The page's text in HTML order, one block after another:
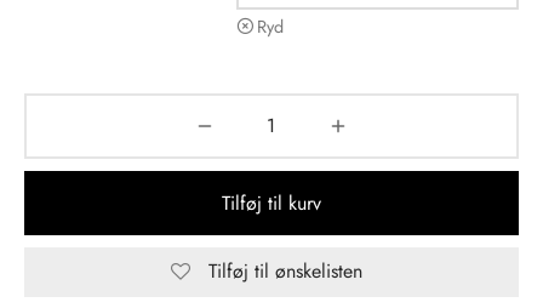
Ryd
Tilføj til kurv
Tilføj til ønskelisten